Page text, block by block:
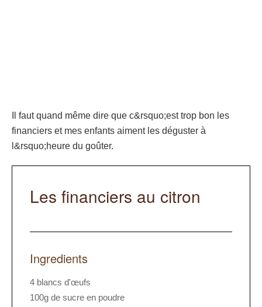
Il faut quand même dire que c&rsquo;est trop bon les
financiers et mes enfants aiment les déguster à
l&rsquo;heure du goûter.
Les financiers au citron
Ingredients
4 blancs d'œufs
100g de sucre en poudre